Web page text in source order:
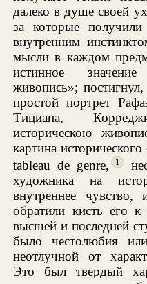
далеко в душе своей
за которые
внутренним
мысли в каждом
истинное
живопись»;
простой портрет
Тициана,
историческою
картина
tableau de genre,
1
художника на
внутреннее чувство,
обратили кисть его к
высшей и последней
было честолюбия
неотлучной от
Это был твердый